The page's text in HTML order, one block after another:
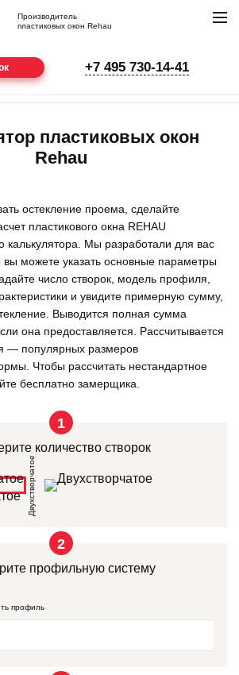
Производитель
пластиковых окон Rehau
+7 495 730-14-41
Rehau
пластиковых окон
Rehau
остекление проема, сделайте
пластикового окна REHAU
калькулятора. Мы разработали для вас
можете указать основные параметры
число створок, модель профиля,
и увидите примерную сумму,
Выводится полная сумма
она предоставляется. Рассчитывается
— популярных размеров
Чтобы рассчитать нестандартное
бесплатно замерщика.
1
количество створок
Двухстворчатое
2
профильную систему
профиль